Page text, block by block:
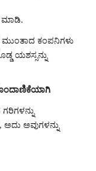
ಮಾಡಿ.
ಕಂಪನಿಗಳು
ಯಶಸ್ಸನ್ನು
ಅವುಗಳನ್ನು